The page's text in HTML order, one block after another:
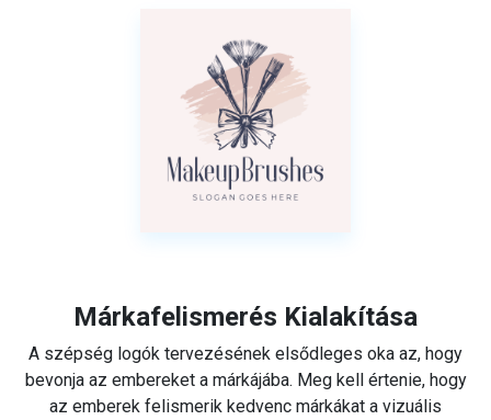
Márkafelismerés Kialakítása
A szépség logók tervezésének elsődleges oka az, hogy
bevonja az embereket a márkájába. Meg kell értenie, hogy
az emberek felismerik kedvenc márkákat a vizuális